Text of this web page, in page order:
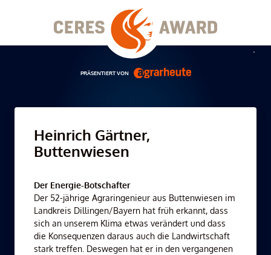
PRÄSENTIERT VON
Heinrich Gärtner,
Buttenwiesen
Der Energie-Botschafter
Der 52-jährige Agraringenieur aus Buttenwiesen im
Landkreis Dillingen/Bayern hat früh erkannt, dass
sich an unserem Klima etwas verändert und dass
die Konsequenzen daraus auch die Landwirtschaft
stark treffen. Deswegen hat er in den vergangenen